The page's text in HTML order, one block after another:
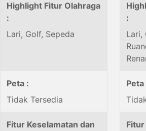
Highlight Fitur Olahraga
:
Lari, Golf, Sepeda
:
Lari,
Peta :
Tidak Tersedia
Peta
Fitur Keselamatan dan